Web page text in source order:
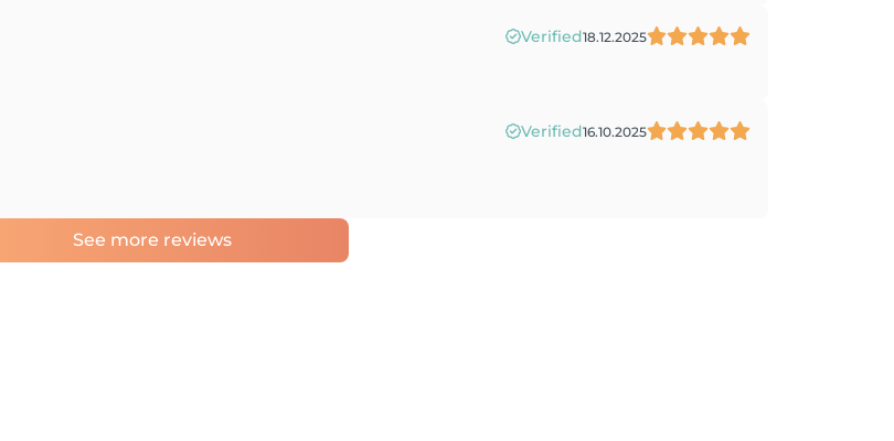
Verified18.12.2025
Verified16.10.2025
See more reviews